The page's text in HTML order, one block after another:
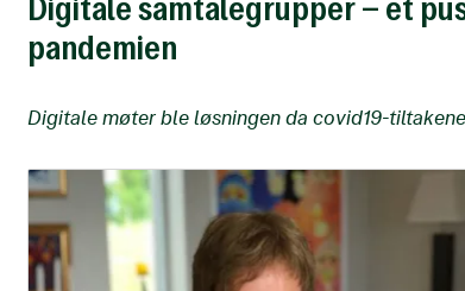
Digitale samtalegrupper – et
pandemien
Digitale møter ble løsningen da covid19-